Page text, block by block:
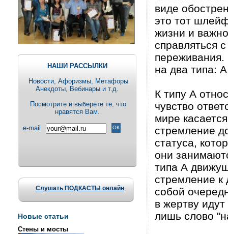
НАШИ РАССЫЛКИ
Новости, Aфоризмы, Метафоры
Анекдоты, Вебинары и т.д.
Посмотрите и выберете те, что
нравятся Вам.
e-mail
Слушать ПОДКАСТЫ онлайн
Новые статьи
Стены и мосты
виде
это тот
жизни и
справляться
переживания.
на два типа:
К типу А
чувство
мире
стремление
статуса,
они
типа А
стремление к
собой
в жертву
лишь слово